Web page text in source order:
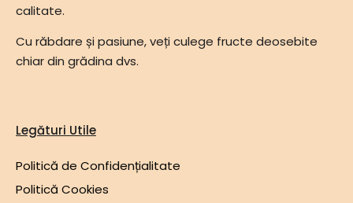
calitate.
Cu răbdare și pasiune, veți culege fructe deosebite
chiar din grădina dvs.
Legături Utile
Politică de Confidențialitate
Politică Cookies